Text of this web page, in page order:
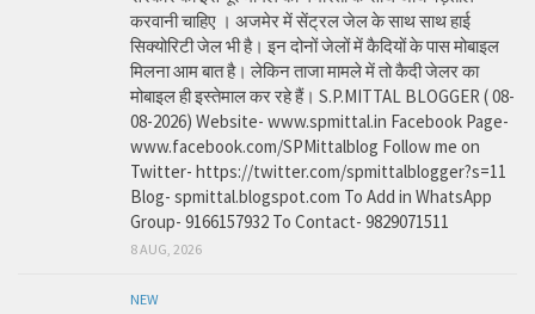
करवानी चाहिए । अजमेर में सेंट्रल जेल के साथ साथ हाई
सिक्योरिटी जेल भी है। इन दोनों जेलों में कैदियों के पास मोबाइल
मिलना आम बात है। लेकिन ताजा मामले में तो कैदी जेलर का
मोबाइल ही इस्तेमाल कर रहे हैं। S.P.MITTAL BLOGGER ( 08-
08-2026) Website- www.spmittal.in Facebook Page-
www.facebook.com/SPMittalblog Follow me on
Twitter- https://twitter.com/spmittalblogger?s=11
Blog- spmittal.blogspot.com To Add in WhatsApp
Group- 9166157932 To Contact- 9829071511
8 AUG, 2026
NEW